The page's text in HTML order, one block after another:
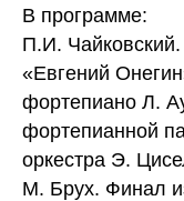
В программе:
П.И.
«Евгений
фортепиано Л.
фортепианной
оркестра Э.
М. Брух. Финал